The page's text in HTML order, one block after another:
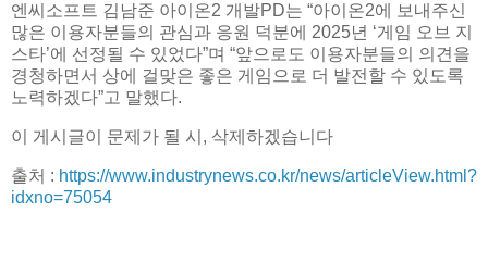
엔씨소프트 김남준 아이온2 개발PD는 “아이온2에 보내주신
많은 이용자분들의 관심과 응원 덕분에 2025년 ‘게임 오브 지
스타’에 선정될 수 있었다”며 “앞으로도 이용자분들의 의견을
경청하면서 상에 걸맞은 좋은 게임으로 더 발전할 수 있도록
노력하겠다”고 말했다.
이 게시글이 문제가 될 시, 삭제하겠습니다
출처 : https://www.industrynews.co.kr/news/articleView.html?
idxno=75054